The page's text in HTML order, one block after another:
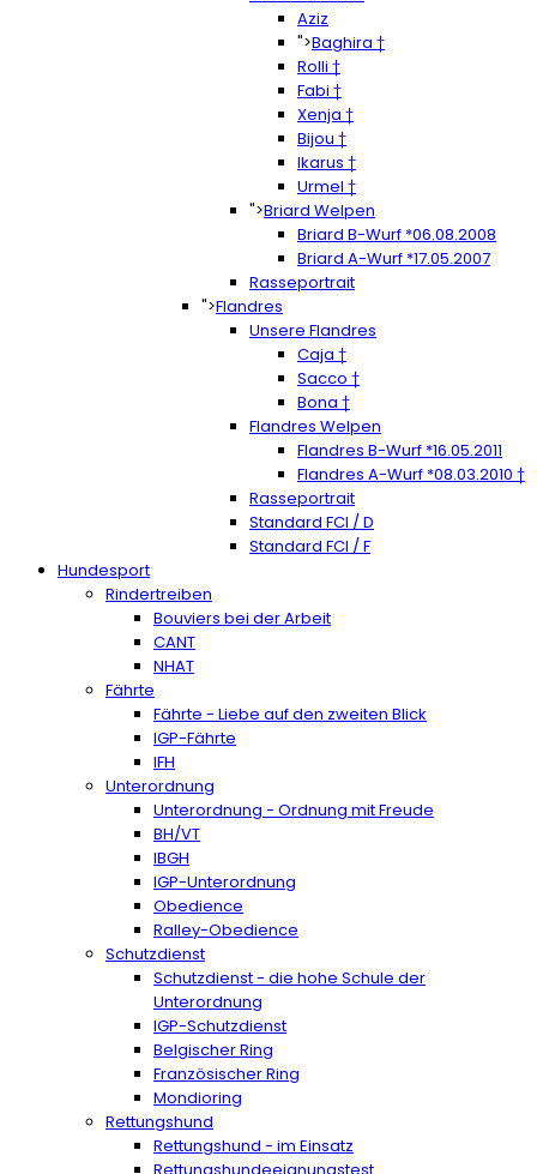
Aziz
">Baghira †
Rolli †
Fabi †
Xenja †
Bijou †
Ikarus †
Urmel †
">Briard Welpen
Briard B-Wurf *06.08.2008
Briard A-Wurf *17.05.2007
Rasseportrait
">Flandres
Unsere Flandres
Caja †
Sacco †
Bona †
Flandres Welpen
Flandres B-Wurf *16.05.2011
Flandres A-Wurf *08.03.2010 †
Rasseportrait
Standard FCI / D
Standard FCI / F
Hundesport
Rindertreiben
Bouviers bei der Arbeit
CANT
NHAT
Fährte
Fährte - Liebe auf den zweiten Blick
IGP-Fährte
IFH
Unterordnung
Unterordnung - Ordnung mit Freude
BH/VT
IBGH
IGP-Unterordnung
Obedience
Ralley-Obedience
Schutzdienst
Schutzdienst - die hohe Schule der
Unterordnung
IGP-Schutzdienst
Belgischer Ring
Französischer Ring
Mondioring
Rettungshund
Rettungshund - im Einsatz